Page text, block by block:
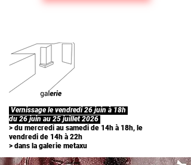
Vernissage le vendredi 26 juin à 18h
du 26 juin au 25 juillet 2026
> du mercredi au samedi de 14h à 18h, le
vendredi de 14h à 22h
> dans la galerie metaxu